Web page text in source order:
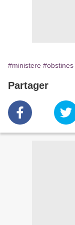
#ministere #obstines
Partager